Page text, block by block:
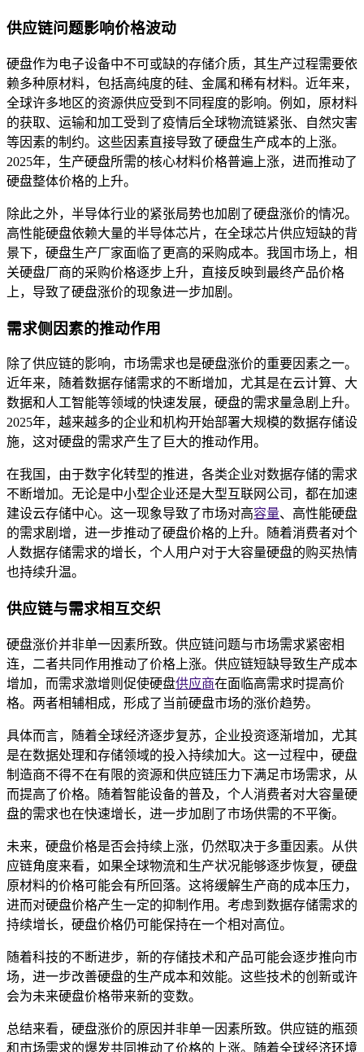
供应链问题影响价格波动
硬盘作为电子设备中不可或缺的存储介质，其生产过程需要依
赖多种原材料，包括高纯度的硅、金属和稀有材料。近年来，
全球许多地区的资源供应受到不同程度的影响。例如，原材料
的获取、运输和加工受到了疫情后全球物流链紧张、自然灾害
等因素的制约。这些因素直接导致了硬盘生产成本的上涨。
2025年，生产硬盘所需的核心材料价格普遍上涨，进而推动了
硬盘整体价格的上升。
除此之外，半导体行业的紧张局势也加剧了硬盘涨价的情况。
高性能硬盘依赖大量的半导体芯片，在全球芯片供应短缺的背
景下，硬盘生产厂家面临了更高的采购成本。我国市场上，相
关硬盘厂商的采购价格逐步上升，直接反映到最终产品价格
上，导致了硬盘涨价的现象进一步加剧。
需求侧因素的推动作用
除了供应链的影响，市场需求也是硬盘涨价的重要因素之一。
近年来，随着数据存储需求的不断增加，尤其是在云计算、大
数据和人工智能等领域的快速发展，硬盘的需求量急剧上升。
2025年，越来越多的企业和机构开始部署大规模的数据存储设
施，这对硬盘的需求产生了巨大的推动作用。
在我国，由于数字化转型的推进，各类企业对数据存储的需求
不断增加。无论是中小型企业还是大型互联网公司，都在加速
建设云存储中心。这一现象导致了市场对高容量、高性能硬盘
的需求剧增，进一步推动了硬盘价格的上升。随着消费者对个
人数据存储需求的增长，个人用户对于大容量硬盘的购买热情
也持续升温。
供应链与需求相互交织
硬盘涨价并非单一因素所致。供应链问题与市场需求紧密相
连，二者共同作用推动了价格上涨。供应链短缺导致生产成本
增加，而需求激增则促使硬盘供应商在面临高需求时提高价
格。两者相辅相成，形成了当前硬盘市场的涨价趋势。
具体而言，随着全球经济逐步复苏，企业投资逐渐增加，尤其
是在数据处理和存储领域的投入持续加大。这一过程中，硬盘
制造商不得不在有限的资源和供应链压力下满足市场需求，从
而提高了价格。随着智能设备的普及，个人消费者对大容量硬
盘的需求也在快速增长，进一步加剧了市场供需的不平衡。
未来，硬盘价格是否会持续上涨，仍然取决于多重因素。从供
应链角度来看，如果全球物流和生产状况能够逐步恢复，硬盘
原材料的价格可能会有所回落。这将缓解生产商的成本压力，
进而对硬盘价格产生一定的抑制作用。考虑到数据存储需求的
持续增长，硬盘价格仍可能保持在一个相对高位。
随着科技的不断进步，新的存储技术和产品可能会逐步推向市
场，进一步改善硬盘的生产成本和效能。这些技术的创新或许
会为未来硬盘价格带来新的变数。
总结来看，硬盘涨价的原因并非单一因素所致。供应链的瓶颈
和市场需求的爆发共同推动了价格的上涨。随着全球经济环境